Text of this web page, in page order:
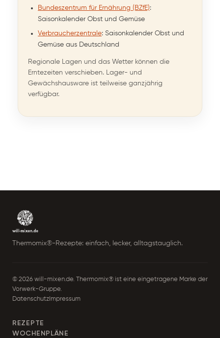
Bundeszentrum für Ernährung (BZfE):
Saisonkalender Obst und Gemüse
Verbraucherzentrale: Saisonkalender Obst und
Gemüse aus Deutschland
Regionale Lagen und das Wetter können die
Erntezeiten verschieben. Lager- und
Gewächshausware ist teilweise ganzjährig
verfügbar.
Thermomix®-Rezepte: einfach, lecker, alltagstauglich.
REZEPTE
WOCHENPLÄNE
© 2026 will-mixen.de. Thermomix® ist eine eingetragene Marke der
Vorwerk-Gruppe.
Datenschutz Impressum